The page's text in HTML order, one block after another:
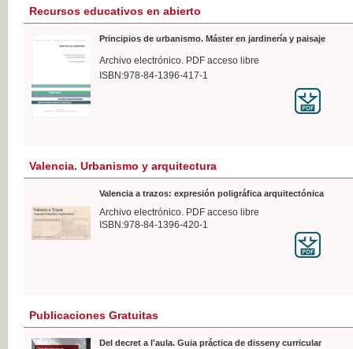
Recursos educativos en abierto
Principios de urbanismo. Máster en jardinería y paisaje
Archivo electrónico. PDF acceso libre
ISBN:978-84-1396-417-1
Valencia. Urbanismo y arquitectura
Valencia a trazos: expresión poligráfica arquitectónica
Archivo electrónico. PDF acceso libre
ISBN:978-84-1396-420-1
Publicaciones Gratuitas
Del decret a l'aula. Guia práctica de disseny curricular